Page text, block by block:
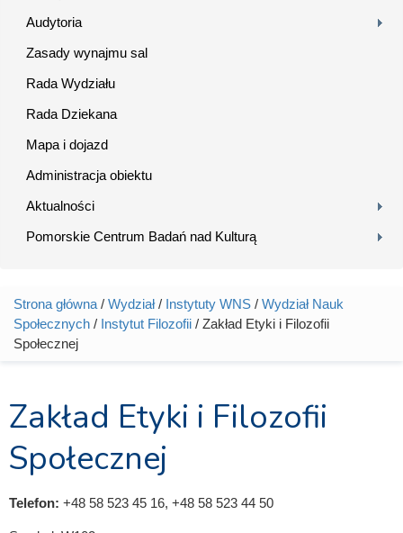
Audytoria
Zasady wynajmu sal
Rada Wydziału
Rada Dziekana
Mapa i dojazd
Administracja obiektu
Aktualności
Pomorskie Centrum Badań nad Kulturą
Jesteś tutaj
Strona główna / Wydział/ Instytuty WNS / Wydział Nauk
Społecznych / Instytut Filozofii / Zakład Etyki i Filozofii
Społecznej
Zakład Etyki i Filozofii
Społecznej
Telefon: +48 58 523 45 16, +48 58 523 44 50